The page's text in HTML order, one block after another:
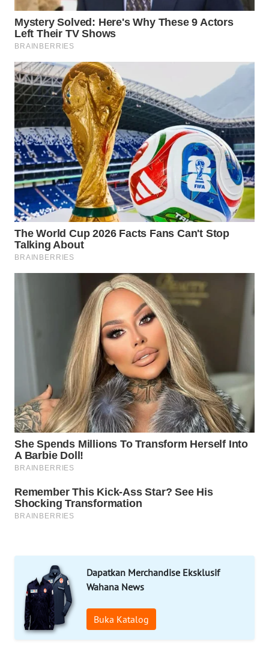
Dapatkan Merchandise Eksklusif
Wahana News
Buka Katalog
WAHANA
OTOMOTIF
WAHANA
HEALTH
WAHANA
DESA
WISATA
LAPAK
WAHANA
Wahana
Network
KONSUMEN
LISTRIK
MAWAKA
ID
MARTABAT
NET
PLN
MKLI
LKKI
KOPEKLIN
PORTAL